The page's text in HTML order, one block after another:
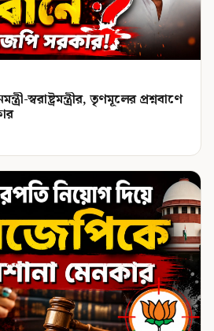
স্বরাষ্ট্রমন্ত্রীর, তৃণমূলের প্রশ্নবাণে